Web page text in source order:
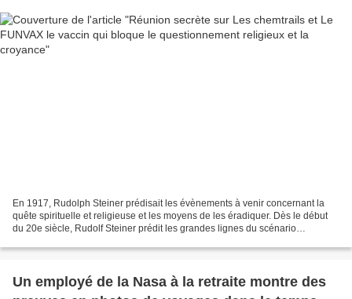
En 1917, Rudolph Steiner prédisait les évènements à venir concernant la
quête spirituelle et religieuse et les moyens de les éradiquer. Dès le début
du 20e siècle, Rudolf Steiner prédit les grandes lignes du scénario
Un employé de la Nasa à la retraite montre des